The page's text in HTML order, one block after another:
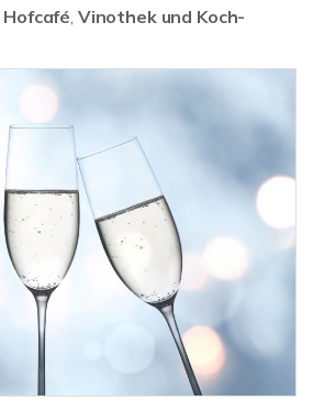
Hofcafé Vinothek und Koch-